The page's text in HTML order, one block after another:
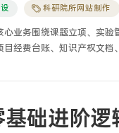
科研院所网站制作
业务围绕课题立项、实
经费台账、知识产权文
务流程割裂、实验数据
线技术实操经验，科研
效留存的综合性定制开
础进阶